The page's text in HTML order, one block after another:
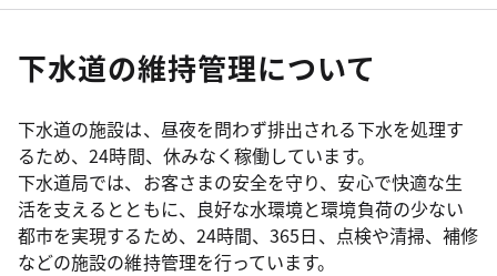
下水道の維持管理について
下水道の施設は、昼夜を問わず排出される下水を処理す
るため、24時間、休みなく稼働しています。
下水道局では、お客さまの安全を守り、安心で快適な生
活を支えるとともに、良好な水環境と環境負荷の少ない
都市を実現するため、24時間、365日、点検や清掃、補修
などの施設の維持管理を行っています。